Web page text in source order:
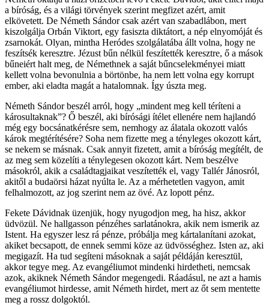
a bíróság, és a világi törvények szerint megfizet azért, amit
elkövetett. De Németh Sándor csak azért van szabadlábon, mert
kiszolgálja Orbán Viktort, egy fasiszta diktátort, a nép elnyomóját és
zsarnokát. Olyan, mintha Heródes szolgálatába állt volna, hogy ne
feszítsék keresztre. Jézust bűn nélkül feszítették keresztre, ő a mások
bűneiért halt meg, de Némethnek a saját bűncselekményei miatt
kellett volna bevonulnia a börtönbe, ha nem lett volna egy korrupt
ember, aki eladta magát a hatalomnak. Így úszta meg.
Németh Sándor beszél arról, hogy „mindent meg kell téríteni a
károsultaknak”? Ő beszél, aki bírósági ítélet ellenére nem hajlandó
még egy bocsánatkérésre sem, nemhogy az álatala okozott valós
károk megtérítésére? Soha nem fizette meg a tényleges okozott kárt,
se nekem se másnak. Csak annyit fizetett, amit a bíróság megítélt, de
az meg sem közelíti a ténylegesen okozott kárt. Nem beszélve
másokról, akik a családtagjaikat veszítették el, vagy Tallér Jánosról,
akitől a budaörsi házat nyúlta le. Az a mérhetetlen vagyon, amit
felhalmozott, az jog szerint nem az övé. Az lopott pénz.
Fekete Dávidnak üzenjük, hogy nyugodjon meg, ha hisz, akkor
üdvözül. Ne hallgasson pénzéhes sarlatánokra, akik nem ismerik az
Istent. Ha egyszer lesz rá pénze, próbálja meg kártalanítani azokat,
akiket becsapott, de ennek semmi köze az üdvösséghez. Isten az, aki
megigazít. Ha tud segíteni másoknak a saját példáján keresztül,
akkor tegye meg. Az evangéliumot mindenki hirdetheti, nemcsak
azok, akiknek Németh Sándor megengedi. Ráadásul, ne azt a hamis
evangéliumot hirdesse, amit Németh hirdet, mert az őt sem mentette
meg a rossz dolgoktól.